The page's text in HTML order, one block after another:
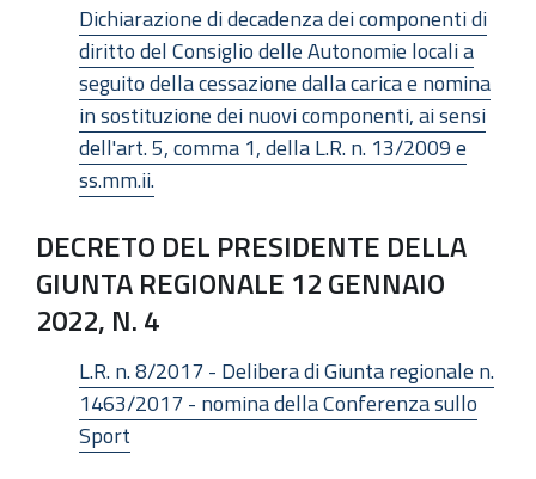
Dichiarazione di decadenza dei componenti di
diritto del Consiglio delle Autonomie locali a
seguito della cessazione dalla carica e nomina
in sostituzione dei nuovi componenti, ai sensi
dell'art. 5, comma 1, della L.R. n. 13/2009 e
ss.mm.ii.
DECRETO DEL PRESIDENTE DELLA
GIUNTA REGIONALE 12 GENNAIO
2022, N. 4
L.R. n. 8/2017 - Delibera di Giunta regionale n.
1463/2017 - nomina della Conferenza sullo
Sport